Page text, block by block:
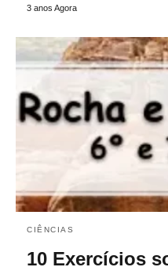
3 anos Agora
CIÊNCIAS
10 Exercícios